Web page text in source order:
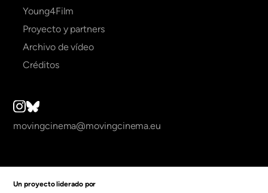
Young4Film
Proyecto y partners
Archivo de vídeo
Créditos
movingcinema@movingcinema.eu
Un proyecto liderado por